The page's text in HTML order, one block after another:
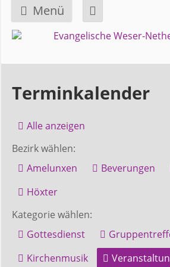
Menü
Navigation
GEMEINDE
uns
Bezirke
Gremien
und
Ausschüsse
Pfarrer
Terminkalender
Alle anzeigen
Bezirk wählen:
Amelunxen
Beverungen
Höxter
Kategorie wählen:
Gottesdienst
Kirchenmusik